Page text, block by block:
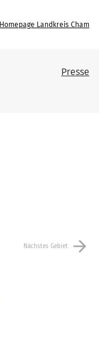
Homepage Landkreis Cham
Presse
Nächstes Gebiet arrow_forward